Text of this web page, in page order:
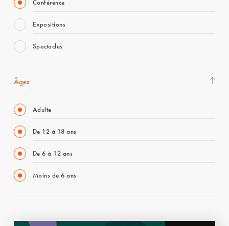
Conférence
Expositions
Spectacles
Âges
Adulte
De 12 à 18 ans
De 6 à 12 ans
Moins de 6 ans